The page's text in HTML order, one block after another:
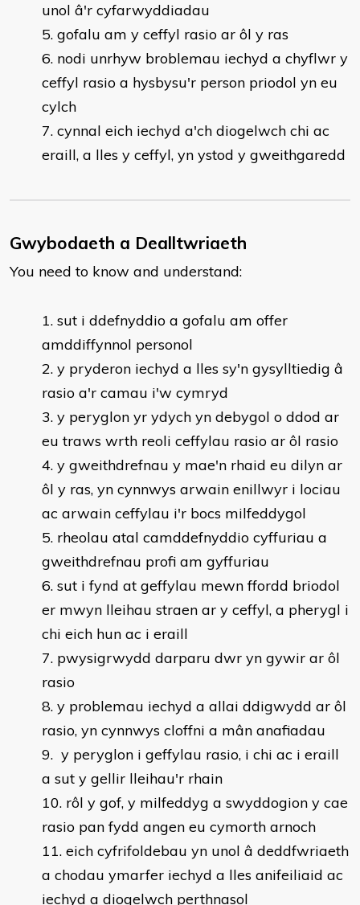
unol â'r cyfarwyddiadau
gofalu am y ceffyl rasio ar ôl y ras
nodi unrhyw broblemau iechyd a chyflwr y
ceffyl rasio a hysbysu'r person priodol yn eu
cylch
cynnal eich iechyd a'ch diogelwch chi ac
eraill, a lles y ceffyl, yn ystod y gweithgaredd
Gwybodaeth a Dealltwriaeth
You need to know and understand:
sut i ddefnyddio a gofalu am offer
amddiffynnol personol
y pryderon iechyd a lles sy'n gysylltiedig â
rasio a'r camau i'w cymryd
y peryglon yr ydych yn debygol o ddod ar
eu traws wrth reoli ceffylau rasio ar ôl rasio
y gweithdrefnau y mae'n rhaid eu dilyn ar
ôl y ras, yn cynnwys arwain enillwyr i lociau
ac arwain ceffylau i'r bocs milfeddygol
rheolau atal camddefnyddio cyffuriau a
gweithdrefnau profi am gyffuriau
sut i fynd at geffylau mewn ffordd briodol
er mwyn lleihau straen ar y ceffyl, a pherygl i
chi eich hun ac i eraill
pwysigrwydd darparu dwr yn gywir ar ôl
rasio
y problemau iechyd a allai ddigwydd ar ôl
rasio, yn cynnwys cloffni a mân anafiadau
y peryglon i geffylau rasio, i chi ac i eraill
a sut y gellir lleihau'r rhain
rôl y gof, y milfeddyg a swyddogion y cae
rasio pan fydd angen eu cymorth arnoch
eich cyfrifoldebau yn unol â deddfwriaeth
a chodau ymarfer iechyd a lles anifeiliaid ac
iechyd a diogelwch perthnasol